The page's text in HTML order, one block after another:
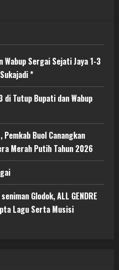
Wabup Sergai Sejati Jaya 1-3
*
di Tutup Bupati dan Wabup
Buol Canangkan
Merah Putih Tahun 2026
Glodok, ALL GENDRE
Lagu Serta Musisi